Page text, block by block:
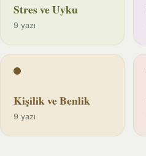
Stres ve Uyku
9 yazı
Kişilik ve Benlik
9 yazı